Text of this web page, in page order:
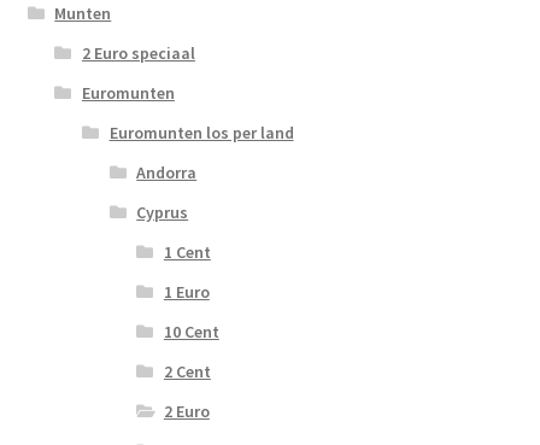
Munten
2 Euro speciaal
Euromunten
Euromunten los per land
Andorra
Cyprus
1 Cent
1 Euro
10 Cent
2 Cent
2 Euro